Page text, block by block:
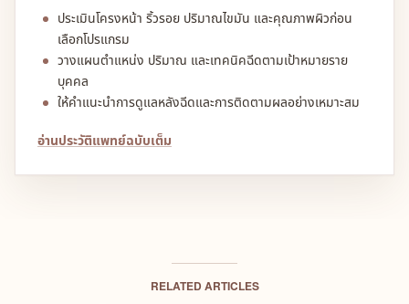
ประเมินโครงหน้า ริ้วรอย ปริมาณไขมัน และคุณภาพผิวก่อน
เลือกโปรแกรม
วางแผนตำแหน่ง ปริมาณ และเทคนิคฉีดตามเป้าหมายราย
บุคคล
ให้คำแนะนำการดูแลหลังฉีดและการติดตามผลอย่างเหมาะสม
อ่านประวัติแพทย์ฉบับเต็ม
RELATED ARTICLES